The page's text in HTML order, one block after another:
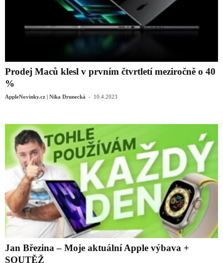
Prodej Maců klesl v prvním čtvrtletí meziročně o 40
%
AppleNovinky.cz | Nika Drunecká - 10.4.2023
Jan Březina – Moje aktuální Apple výbava +
SOUTĚŽ